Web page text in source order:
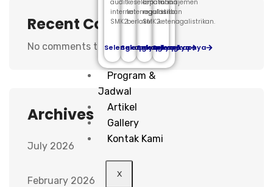
audit
internal
SMK2.
Selengkapnya
keselamatan
ketenagalistrikan
berlaku.
Selengkapnya
kepatuhan
regulasi
SMK2.
Selengkapnya
manajemen
risiko
ketenagalistrikan.
Selengkapnya
Program &
Jadwal
Artikel
Gallery
Kontak Kami
X
Recent Comments
No comments to show.
Archives
July 2026
February 2026